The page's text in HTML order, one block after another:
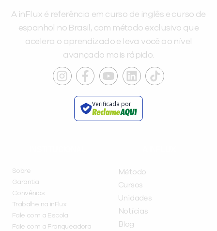
A inFlux é referência em curso de inglês e curso de
espanhol no Brasil, com método exclusivo que
acelera o aprendizado e leva você ao nível
avançado mais rápido.
Verificada por
Sobre
Garantia
Convênios
Trabalhe na inFlux
Fale com a Escola
Fale com a Franqueadora
Método
Cursos
Unidades
Notícias
Blog